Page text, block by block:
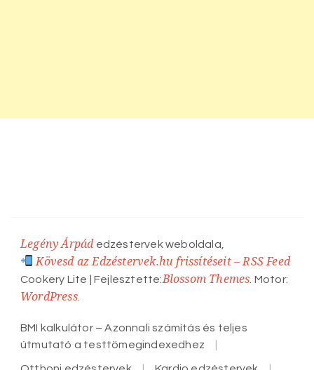
Legény Árpád edzéstervek weboldala,
Kövesd az Edzéstervek.hu frissítéseit – RSS Feed
Cookery Lite | Fejlesztette:Blossom Themes . Motor:
WordPress.
BMI kalkulátor – Azonnali számítás és teljes
útmutató a testtömegindexedhez